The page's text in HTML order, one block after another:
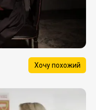
Хочу похожий